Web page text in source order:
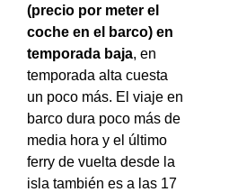
(precio por meter el
coche en el barco) en
temporada baja, en
temporada alta cuesta
un poco más. El viaje en
barco dura poco más de
media hora y el último
ferry de vuelta desde la
isla también es a las 17